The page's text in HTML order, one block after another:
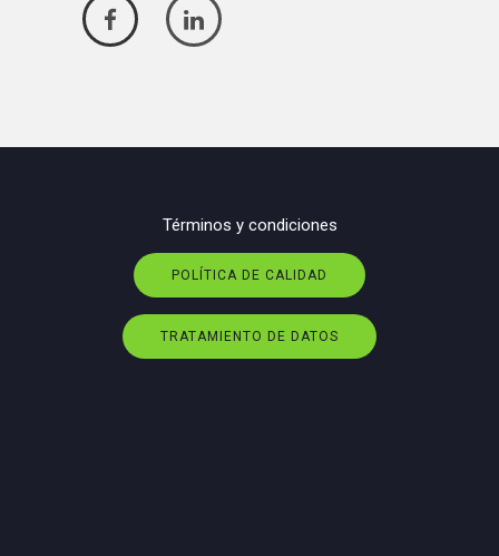
Términos y condiciones
POLÍTICA DE CALIDAD
TRATAMIENTO DE DATOS